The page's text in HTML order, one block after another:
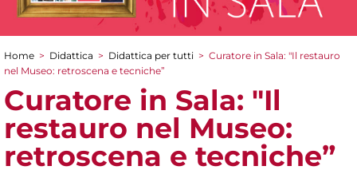
Tu sei qui
Home > Didattica > Didattica per tutti > Curatore in Sala: "Il restauro
nel Museo: retroscena e tecniche”
Curatore in Sala: "Il
restauro nel Museo:
retroscena e tecniche”